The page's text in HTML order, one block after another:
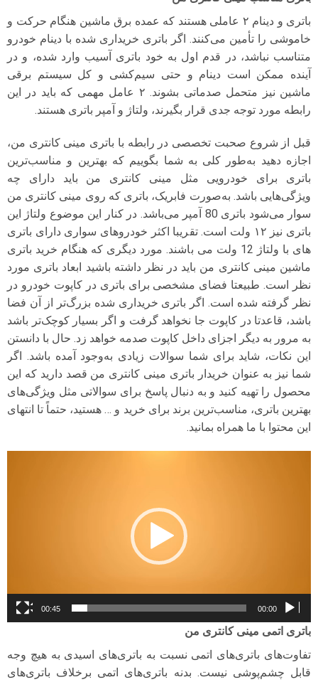
باتری و دینام ۲ عاملی هستند که عمده برق ماشین هنگام حرکت و
خاموشی را تأمین می‌کنند. اگر باتری خریداری شده با دینام خودرو
متناسب نباشد، در قدم اول به خود باتری آسیب وارد شده، و در
آینده ممکن است دینام و حتی سیم‌کشی و کل سیستم برقی
ماشین نیز متحمل صدماتی بشوند. ۲ عامل مهمی که باید در این
رابطه مورد توجه جدی قرار بگیرند، ولتاژ و آمپر باتری هستند.
قبل از شروع صحبت تخصصی در رابطه با باتری مینی کانتری من،
اجازه دهید به‌طور کلی به شما بگوییم که بهترین و مناسب‌ترین
باتری برای خودرویی مثل مینی کانتری من باید دارای چه
ویژگی‌هایی باشد. به‌صورت فابریک، باتری که روی مینی کانتری من
سوار می‌شود باتری 80 آمپر می‌باشد. در کنار این موضوع ولتاژ این
باتری نیز ۱۲ ولت است. تقریبا اکثر خودروهای سواری دارای باتری
های با ولتاژ 12 ولت می باشند. مورد دیگری که هنگام خرید باتری
ماشین مینی کانتری من باید در نظر داشته باشید ابعاد باتری مورد
نظر است. طبیعتا فضای مشخصی برای باتری در کاپوت خودرو در
نظر گرفته شده است. اگر باتری خریداری شده بزرگ‌تر از آن فضا
باشد، قاعدتا در کاپوت جا نخواهد گرفت و اگر بسیار کوچک‌تر باشد
به مرور به دیگر اجزای داخل کاپوت صدمه خواهد زد. حال با دانستن
این نکات، شاید برای شما سوالات زیادی به‌وجود آمده باشد. اگر
شما نیز به عنوان خریدار باتری مینی کانتری من قصد دارید که این
محصول را تهیه کنید و به دنبال پاسخ برای سوالاتی مثل ویژگی‌های
بهترین باتری، مناسب‌ترین برند برای خرید و … هستید، حتماً تا انتهای
این محتوا با ما همراه بمانید.
00:00
00:45
باتری اتمی مینی کانتری من
تفاوت‌های باتری‌های اتمی نسبت به باتری‌های اسیدی به هیچ وجه
قابل چشم‌پوشی نیست. بدنه باتری‌های اتمی برخلاف باتری‌های